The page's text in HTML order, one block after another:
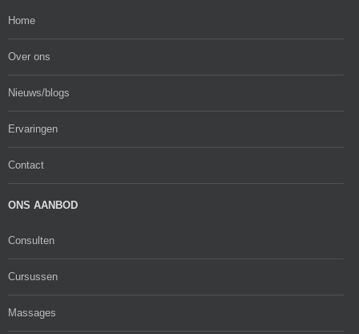
Home
Over ons
Nieuws/blogs
Ervaringen
Contact
ONS AANBOD
Consulten
Cursussen
Massages